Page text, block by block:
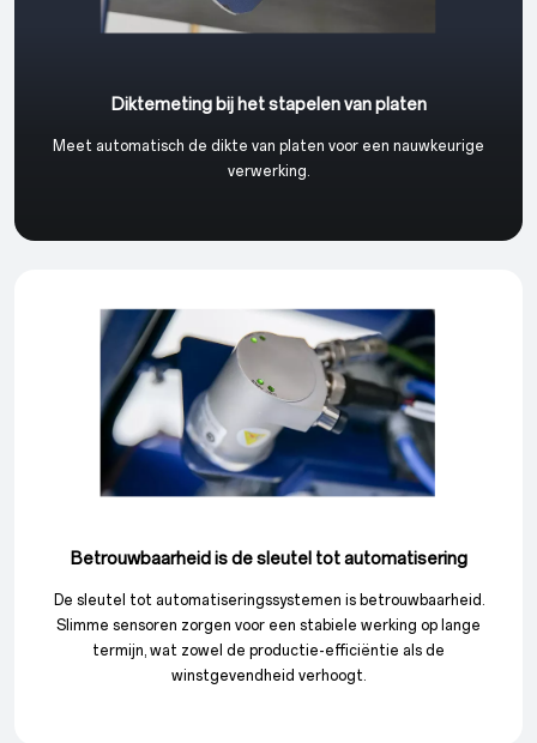
Diktemeting bij het stapelen van platen
Meet automatisch de dikte van platen voor een nauwkeurige
verwerking.
Betrouwbaarheid is de sleutel tot automatisering
De sleutel tot automatiseringssystemen is betrouwbaarheid.
Slimme sensoren zorgen voor een stabiele werking op lange
termijn, wat zowel de productie-efficiëntie als de
winstgevendheid verhoogt.